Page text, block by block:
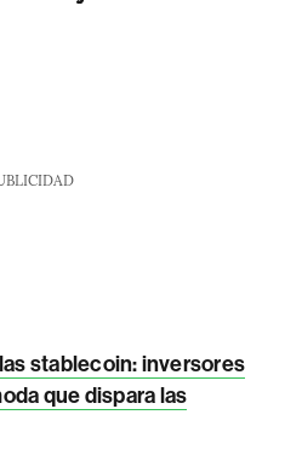
stablecoin: inversores
que dispara las